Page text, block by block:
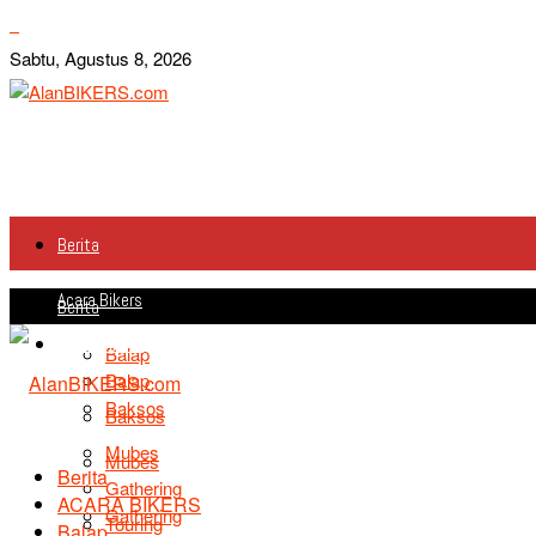
Sabtu, Agustus 8, 2026
Berita
Acara Bikers
Balap
Baksos
Mubes
Gathering
Berita
Acara Bikers
Balap
Baksos
Mubes
Gathering
Touring
Berita
ACARA BIKERS